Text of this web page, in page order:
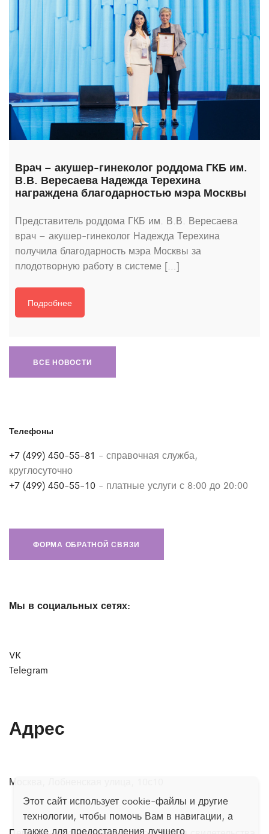
Врач – акушер-гинеколог роддома ГКБ им.
В.В. Вересаева Надежда Терехина
награждена благодарностью мэра Москвы
Представитель роддома ГКБ им. В.В. Вересаева
врач – акушер-гинеколог Надежда Терехина
получила благодарность мэра Москвы за
плодотворную работу в системе […]
Подробнее
ВСЕ НОВОСТИ
Телефоны
+7 (499) 450-55-81 - справочная служба,
круглосуточно
+7 (499) 450-55-10 - платные услуги с 8:00 до 20:00
ФОРМА ОБРАТНОЙ СВЯЗИ
Мы в социальных сетях:
VK
Telegram
Адрес
Москва, Лобненская улица, 10с10
Этот сайт использует cookie-файлы и другие
технологии, чтобы помочь Вам в навигации, а
также для предоставления лучшего